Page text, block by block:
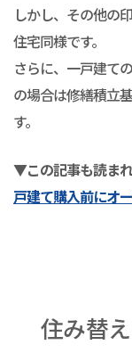
しかし、その他の
住宅同様です。
さらに、一戸建て
の場合は修繕積立
す。
▼この記事も読ま
戸建て購入前にオ
住み替